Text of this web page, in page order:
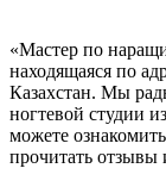
«Мастер по
находящаяся по
Казахстан. Мы
ногтевой студии
можете
прочитать